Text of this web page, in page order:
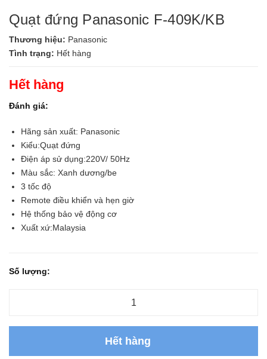
Quạt đứng Panasonic F-409K/KB
Thương hiệu: Panasonic
Tình trạng: Hết hàng
Hết hàng
Đánh giá:
Hãng sản xuất: Panasonic
Kiểu:Quạt đứng
Điện áp sử dụng:220V/ 50Hz
Màu sắc: Xanh dương/be
3 tốc độ
Remote điều khiển và hẹn giờ
Hệ thống bảo vệ động cơ
Xuất xứ:Malaysia
Số lượng:
Hết hàng